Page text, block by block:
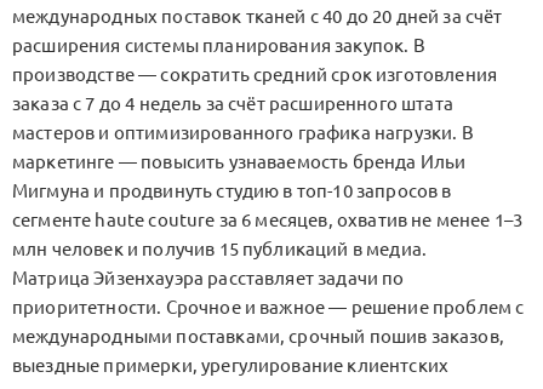
международных поставок тканей с 40 до 20 дней за счёт
расширения системы планирования закупок. В
производстве — сократить средний срок изготовления
заказа с 7 до 4 недель за счёт расширенного штата
мастеров и оптимизированного графика нагрузки. В
маркетинге — повысить узнаваемость бренда Ильи
Мигмуна и продвинуть студию в топ-10 запросов в
сегменте haute couture за 6 месяцев, охватив не менее 1–3
млн человек и получив 15 публикаций в медиа.
Матрица Эйзенхауэра расставляет задачи по
приоритетности. Срочное и важное — решение проблем с
международными поставками, срочный пошив заказов,
выездные примерки, урегулирование клиентских